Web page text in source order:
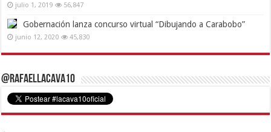
julio 1, 2019 56,847
Gobernación lanza concurso virtual “Dibujando a Carabobo”
junio 12, 2020 45,830
@RafaelLacava10